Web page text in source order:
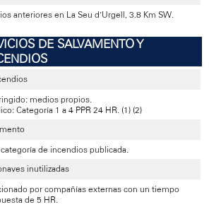
anteriores en La Seu d’Urgell, 3.8 Km SW.
DE SALVAMENTO Y
medios propios.
Categoría 1 a 4 PPR 24 HR. (1) (2)
de incendios publicada.
inutilizadas
por compañías externas con un tiempo
de 5 HR.